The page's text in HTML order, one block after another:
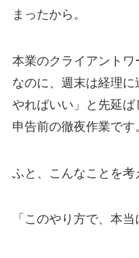
まったから。
本業のクライアント
なのに、週末は経理
やればいい」と先延
申告前の徹夜作業です
ふと、こんなことを考
「このやり方で、本